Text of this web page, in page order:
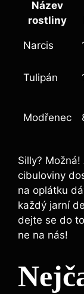
Název
rostliny
Narcis
Tulipán
Modřenec
Silly?
cibuloviny
na oplátku
každý jarní
dejte se do
ne na nás!